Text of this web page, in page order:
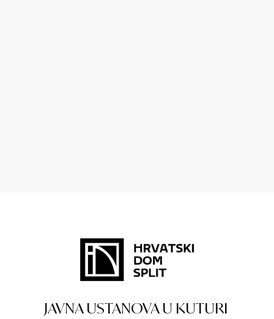
JAVNA USTANOVA U KUTURI